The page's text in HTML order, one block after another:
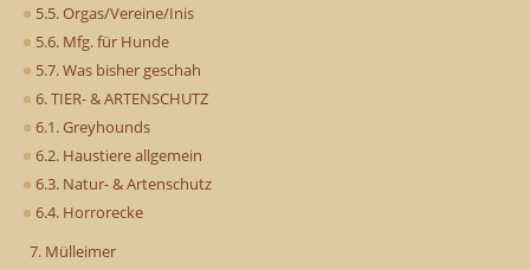
5.5. Orgas/Vereine/Inis
5.6. Mfg. für Hunde
5.7. Was bisher geschah
6. TIER- & ARTENSCHUTZ
6.1. Greyhounds
6.2. Haustiere allgemein
6.3. Natur- & Artenschutz
6.4. Horrorecke
7. Mülleimer